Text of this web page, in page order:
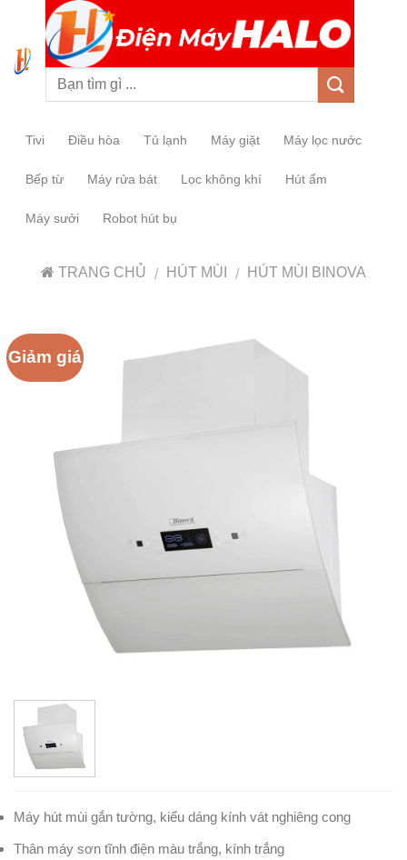
Tivi Điều hòa Tủ lạnh Máy giặt Máy lọc nước
Bếp từ Máy rửa bát Lọc không khí Hút ẩm
Máy sưởi Robot hút bụ
TRANG CHỦ / HÚT MÙI / HÚT MÙI BINOVA
Giảm giá
Máy hút mùi gắn tường, kiểu dáng kính vát nghiêng cong
Thân máy sơn tĩnh điện màu trắng, kính trắng